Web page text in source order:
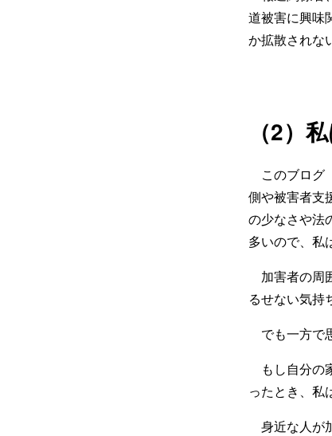
道被害に興味
か拡散されな
（2）
このブログ
側や被害者支
の少なさや法
多いので、私
加害者の周
るせない気持
でも一方で
もし自分の
ったとき、私
身近な人が